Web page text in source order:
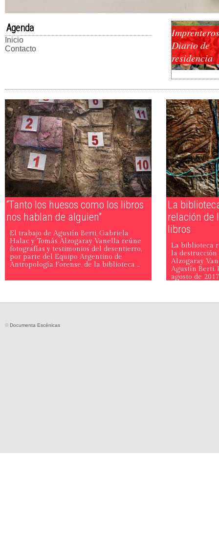
Agenda
Inicio
Contacto
Diario de
residencia
“Tanto los huesos como los libros
nos hablan de alguien”
El trabajo de Agustín Berti, Gabriela
Halac y Tomás Alzogaray Vanella reúne
fotografías y testimonios del desentierro,
por parte del Equipo Argentino de
Antropología Forense, de la biblioteca ...
La
relación de
libros
La biblioteca
la destrucción
Alzogaray
Agustín Berti.
agosto de
©Documenta Escénicas